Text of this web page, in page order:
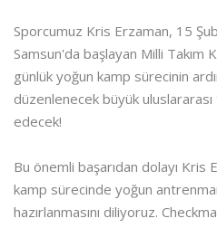
Sporcumuz Kris Erzaman, 15
Samsun'da başlayan Milli Takım
günlük yoğun kamp sürecinin
düzenlenecek büyük
edecek!
Bu önemli başarıdan dolayı Kris
kamp sürecinde yoğun
hazırlanmasını diliyoruz.